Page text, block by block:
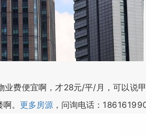
便宜啊，才28元/平/月，可以说
。 更多房源 ，问询电话：